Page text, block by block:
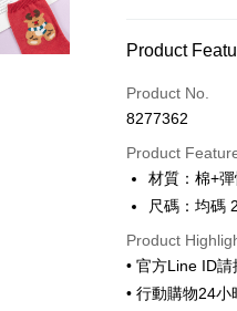
Payment
Credit Card
Convenience
LINE Pay
Apple Pay
JKOPAY
Easy Wallet
Product
Product No.
8277362
Product
材質：棉+
尺碼：均碼
Product
• 官方Line ID
• 行動購物24小